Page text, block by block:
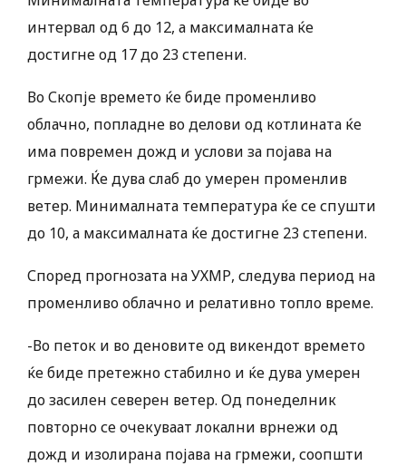
интервал од 6 до 12, а максималната ќе
достигне од 17 до 23 степени.
Во Скопје времето ќе биде променливо
облачно, попладне во делови од котлината ќе
има повремен дожд и услови за појава на
грмежи. Ќе дува слаб до умерен променлив
ветер. Минималната температура ќе се спушти
до 10, а максималната ќе достигне 23 степени.
Според прогнозата на УХМР, следува период на
променливо облачно и релативно топло време.
-Во петок и во деновите од викендот времето
ќе биде претежно стабилно и ќе дува умерен
до засилен северен ветер. Од понеделник
повторно се очекуваат локални врнежи од
дожд и изолирана појава на грмежи, соопшти